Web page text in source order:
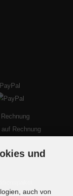
PayPal
und
auch von